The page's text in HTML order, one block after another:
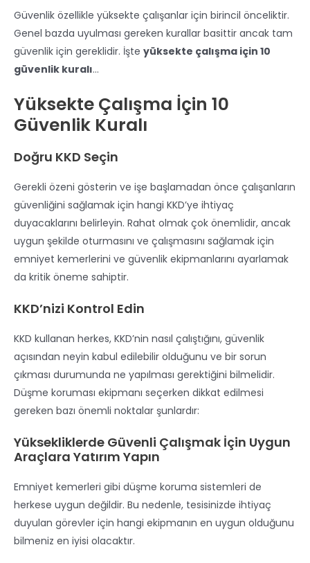
Güvenlik özellikle yüksekte çalışanlar için birincil önceliktir.
Genel bazda uyulması gereken kurallar basittir ancak tam
güvenlik için gereklidir. İşte yüksekte çalışma için 10
güvenlik kuralı…
Yüksekte Çalışma İçin 10
Güvenlik Kuralı
Doğru KKD Seçin
Gerekli özeni gösterin ve işe başlamadan önce çalışanların
güvenliğini sağlamak için hangi KKD’ye ihtiyaç
duyacaklarını belirleyin. Rahat olmak çok önemlidir, ancak
uygun şekilde oturmasını ve çalışmasını sağlamak için
emniyet kemerlerini ve güvenlik ekipmanlarını ayarlamak
da kritik öneme sahiptir.
KKD’nizi Kontrol Edin
KKD kullanan herkes, KKD’nin nasıl çalıştığını, güvenlik
açısından neyin kabul edilebilir olduğunu ve bir sorun
çıkması durumunda ne yapılması gerektiğini bilmelidir.
Düşme koruması ekipmanı seçerken dikkat edilmesi
gereken bazı önemli noktalar şunlardır:
Yüksekliklerde Güvenli Çalışmak İçin Uygun
Araçlara Yatırım Yapın
Emniyet kemerleri gibi düşme koruma sistemleri de
herkese uygun değildir. Bu nedenle, tesisinizde ihtiyaç
duyulan görevler için hangi ekipmanın en uygun olduğunu
bilmeniz en iyisi olacaktır.